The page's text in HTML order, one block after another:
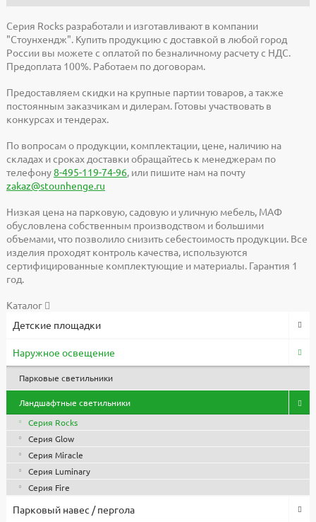
Серия Rocks разработали и изготавливают в компании
"Стоунхендж". Купить продукцию с доставкой в любой город
России вы можете с оплатой по безналичному расчету с НДС.
Предоплата 100%. Работаем по договорам.
Предоставляем скидки на крупные партии товаров, а также
постоянным заказчикам и дилерам. Готовы участвовать в
конкурсах и тендерах.
По вопросам о продукции, комплектации, цене, наличию на
складах и сроках доставки обращайтесь к менеджерам по
телефону8-495-119-74-96, или пишите нам на почту
zakaz@stounhenge.ru
Низкая цена на парковую, садовую и уличную мебель, МАФ
обусловлена собственным производством и большими
объемами, что позволило снизить себестоимость продукции. Все
изделия проходят контроль качества, используются
сертифицированные комплектующие и материалы. Гарантия 1
год.
Каталог
Детские площадки
Наружное освещение
Парковые светильники
Ландшафтные светильники
Серия Rocks
Серия Glow
Серия Miracle
Серия Luminary
Серия Fire
Парковый навес / пергола